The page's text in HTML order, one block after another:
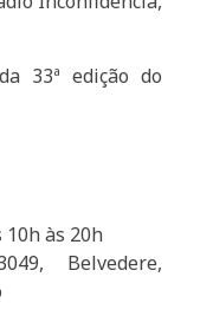
33ª edição do
10h às 20h
Belvedere,